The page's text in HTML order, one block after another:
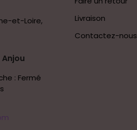
et-Loire,
: Fermé
Livraison
Contactez-nous